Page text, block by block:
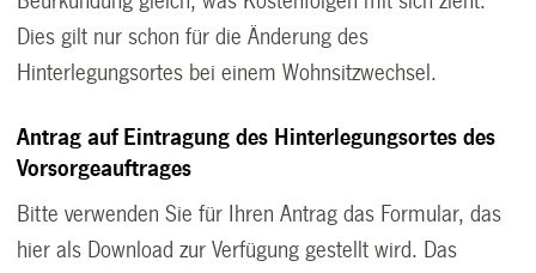
Dies gilt nur schon für die Änderung des
Hinterlegungsortes bei einem Wohnsitzwechsel.
Antrag auf Eintragung des Hinterlegungsortes des
Vorsorgeauftrages
Bitte verwenden Sie für Ihren Antrag das Formular, das
hier als Download zur Verfügung gestellt wird. Das